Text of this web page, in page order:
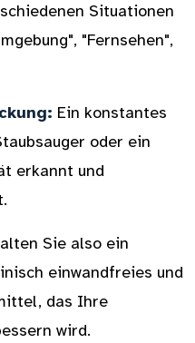
Situationen
"Fernsehen",
Ein konstantes
oder ein
erkannt und
Sie also ein
einwandfreies und
das Ihre
wird.